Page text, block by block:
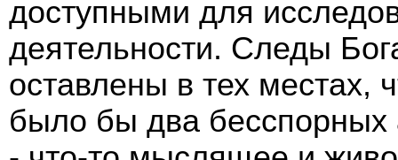
доступными для
деятельности. Следы
оставлены в тех местах,
было бы два бесспорных